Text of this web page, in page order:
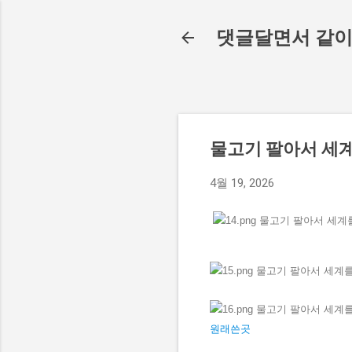
댓글달면서 같
물고기 팔아서 세
4월 19, 2026
원래쓴곳